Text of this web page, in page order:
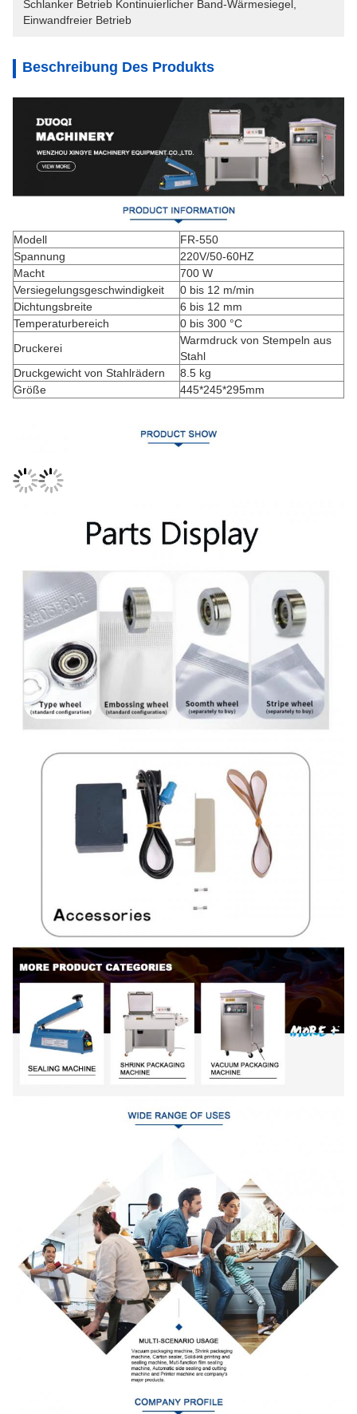
Schlanker Betrieb Kontinuierlicher Band-Wärmesiegel
Einwandfreier Betrieb
Beschreibung Des Produkts
Modell
FR-550
Spannung
220V/50-60HZ
Macht
700 W
Versiegelungsgeschwindigkeit
0 bis 12 m/min
Dichtungsbreite
6 bis 12 mm
Temperaturbereich
0 bis 300 °C
Druckerei
Warmdruck von Stempeln aus
Stahl
Druckgewicht von Stahlrädern
8.5 kg
Größe
445*245*295mm